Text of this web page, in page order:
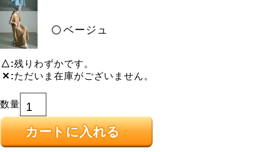
ベージュ
△ 残りわずかです。
✕ ただいま在庫がございません。
カートに入れる